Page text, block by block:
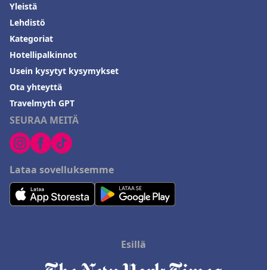
SEURAA MEITÄ
Lataa sovelluksemme
Yleistä
Lehdistö
Kategoriat
Hotellipalkinnot
Usein kysytyt kysymykset
Ota yhteyttä
Travelmyth GPT
Esillä